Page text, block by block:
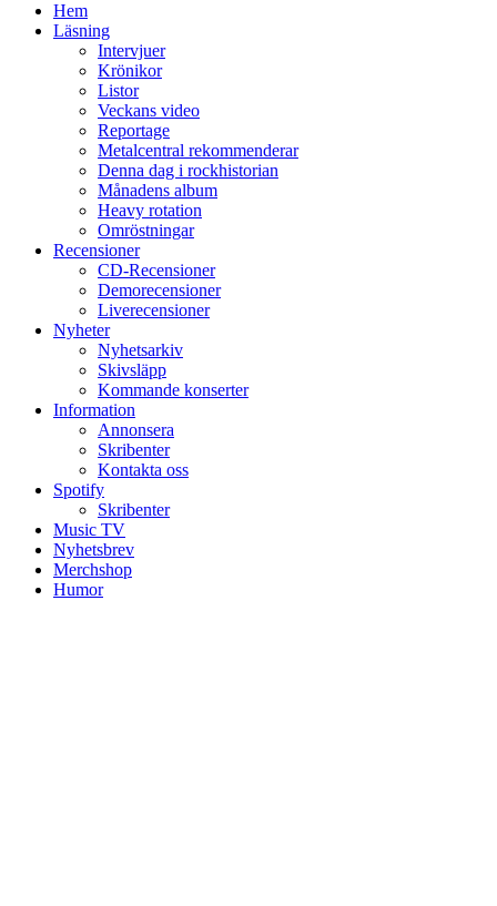
Hem
Läsning
Intervjuer
Krönikor
Listor
Veckans video
Reportage
Metalcentral rekommenderar
Denna dag i rockhistorian
Månadens album
Heavy rotation
Omröstningar
Recensioner
CD-Recensioner
Demorecensioner
Liverecensioner
Nyheter
Nyhetsarkiv
Skivsläpp
Kommande konserter
Information
Annonsera
Skribenter
Kontakta oss
Spotify
Skribenter
Music TV
Nyhetsbrev
Merchshop
Humor